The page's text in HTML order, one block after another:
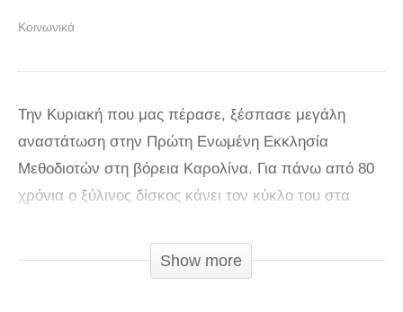
Κοινωνικά
Την Κυριακή που μας πέρασε, ξέσπασε μεγάλη
αναστάτωση στην Πρώτη Ενωμένη Εκκλησία
Μεθοδιοτών στη βόρεια Καρολίνα. Για πάνω από 80
χρόνια ο ξύλινος δίσκος κάνει τον κύκλο του στα
δωρεές του. Σε έναν όμως από τους
φακέλους υπήρχε ένα σημείωμα από έναν ανώνυμο
Show more